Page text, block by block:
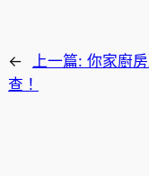
← 上一篇: 你家廚
查！